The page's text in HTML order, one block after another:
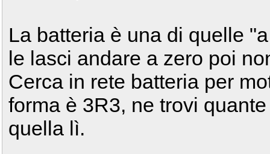
La batteria è una di quelle
le lasci andare a zero poi
Cerca in rete batteria per
forma è 3R3, ne trovi
quella lì.